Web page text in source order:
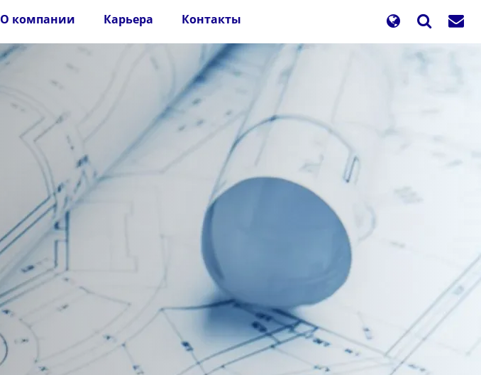
О компании Карьера Контакты